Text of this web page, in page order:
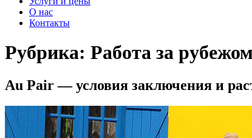
О нас
Контакты
Рубрика: Работа за рубежом
Au Pair — условия заключения и